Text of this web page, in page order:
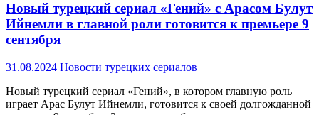
Новый турецкий сериал «Гений» с Арасом Булут
Ийнемли в главной роли готовится к премьере 9
сентября
31.08.2024 Новости турецких сериалов
Новый турецкий сериал «Гений», в котором главную роль
играет Арас Булут Ийнемли, готовится к своей долгожданной